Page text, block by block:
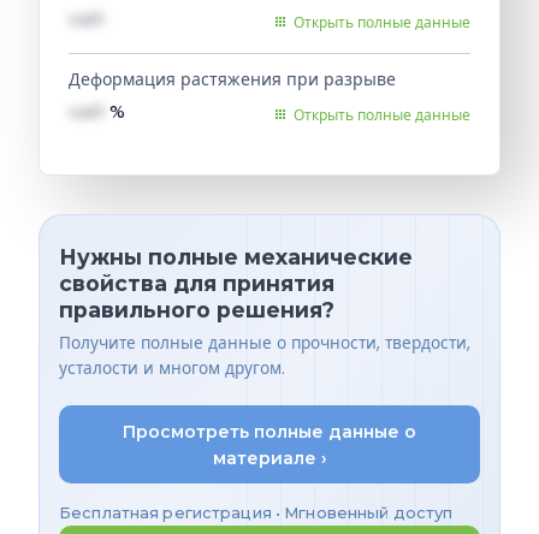
val1 Открыть полные данные
Деформация растяжения при разрыве
val1 % Открыть полные данные
Нужны полные механические
свойства для принятия
правильного решения?
Получите полные данные о прочности, твердости,
усталости и многом другом.
Просмотреть полные данные о
материале ›
Бесплатная регистрация • Мгновенный доступ